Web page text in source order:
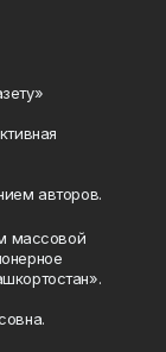
авторов.
массовой